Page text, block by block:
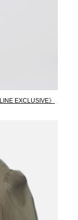
EXCLUSIVE》